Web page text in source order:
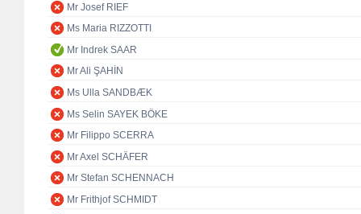
Mr Josef RIEF
Ms Maria RIZZOTTI
Mr Indrek SAAR
Mr Ali ŞAHİN
Ms Ulla SANDBÆK
Ms Selin SAYEK BÖKE
Mr Filippo SCERRA
Mr Axel SCHÄFER
Mr Stefan SCHENNACH
Mr Frithjof SCHMIDT